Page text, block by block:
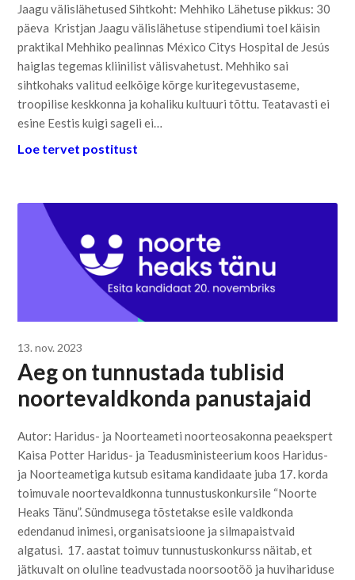
Jaagu välislähetused Sihtkoht: Mehhiko Lähetuse pikkus: 30
päeva Kristjan Jaagu välislähetuse stipendiumi toel käisin
praktikal Mehhiko pealinnas México Citys Hospital de Jesús
haiglas tegemas kliinilist välisvahetust. Mehhiko sai
sihtkohaks valitud eelkõige kõrge kuritegevustaseme,
troopilise keskkonna ja kohaliku kultuuri tõttu. Teatavasti ei
esine Eestis kuigi sageli ei…
Loe tervet postitust
13. nov. 2023
Aeg on tunnustada tublisid
noortevaldkonda panustajaid
Autor: Haridus- ja Noorteameti noorteosakonna peaekspert
Kaisa Potter Haridus- ja Teadusministeerium koos Haridus-
ja Noorteametiga kutsub esitama kandidaate juba 17. korda
toimuvale noortevaldkonna tunnustuskonkursile “Noorte
Heaks Tänu”. Sündmusega tõstetakse esile valdkonda
edendanud inimesi, organisatsioone ja silmapaistvaid
algatusi. 17. aastat toimuv tunnustuskonkurss näitab, et
jätkuvalt on oluline teadvustada noorsootöö ja huvihariduse